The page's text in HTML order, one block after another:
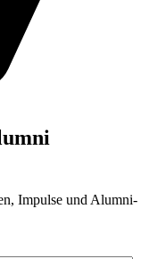
Impulse und Alumni-